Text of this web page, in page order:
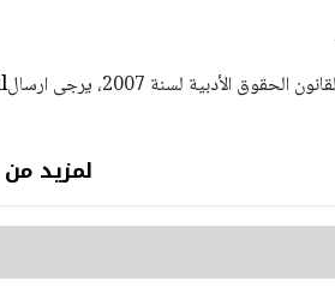
استعمال المضامين بموجب بند 27 أ لقانون الحقوق الأدبية لسنة 2007، يرجى ارسال
لمزيد